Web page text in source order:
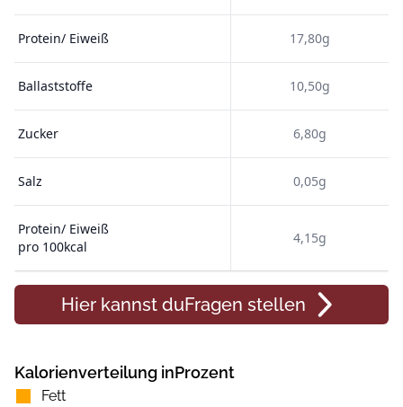
Protein/ Eiweiß 17,80g
Ballaststoffe 10,50g
Zucker 6,80g
Salz 0,05g
Protein/ Eiweiß
pro 100kcal
4,15g
Hier kannst duFragen stellen
Kalorienverteilung inProzent
Fett